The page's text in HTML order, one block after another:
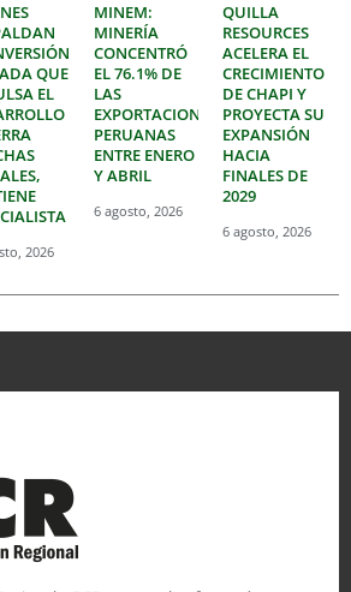
QUE
EL
2026
MINEM:
MINERÍA
CONCENTRÓ
EL 76.1% DE
LAS
EXPORTACIONES
PERUANAS
ENTRE ENERO
Y ABRIL
6 agosto, 2026
QUILLA
RESOURCES
ACELERA EL
CRECIMIENTO
DE CHAPI Y
PROYECTA SU
EXPANSIÓN
HACIA
FINALES DE
2029
6 agosto, 2026